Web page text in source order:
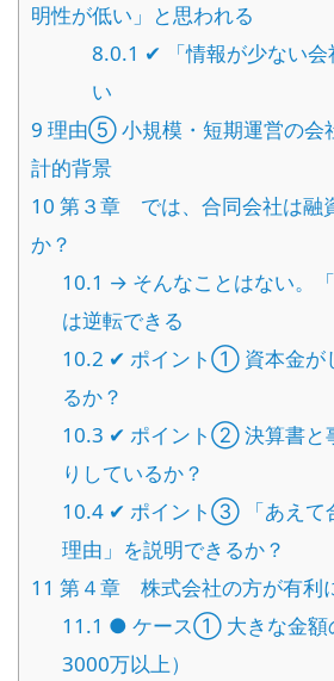
明性が低い」と思われる
8.0.1 ✔ 「情報が少ない
い
9 理由⑤ 小規模・短期運営の会
計的背景
10 第３章 では、合同会社は融
か？
10.1 → そんなことはない。
は逆転できる
10.2 ✔ ポイント① 資本金が
るか？
10.3 ✔ ポイント② 決算書と
りしているか？
10.4✔ ポイント③ 「あえて
理由」を説明できるか？
11 第４章 株式会社の方が有利
11.1 ● ケース① 大きな金額
3000万以上）